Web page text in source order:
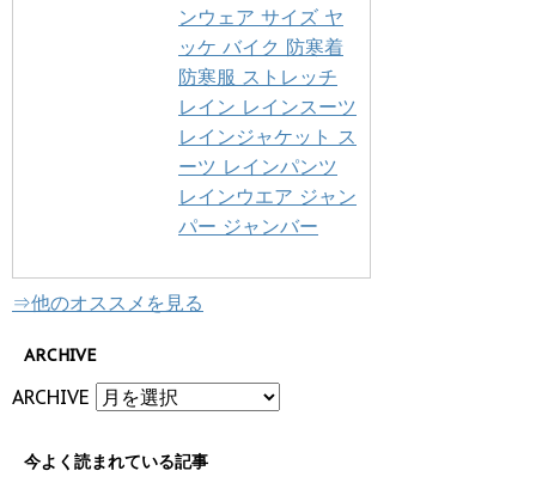
ンウェア サイズ ヤ
ッケ バイク 防寒着
防寒服 ストレッチ
レイン レインスーツ
レインジャケット ス
ーツ レインパンツ
レインウエア ジャン
パー ジャンバー
⇒他のオススメを見る
ARCHIVE
ARCHIVE
今よく読まれている記事